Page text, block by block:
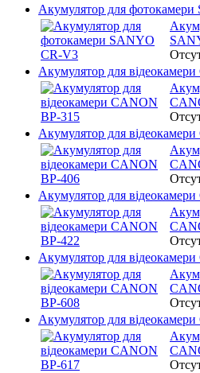
Акумулятор для
Акумулятор для
Акумулятор для
Акумулятор для
Акумулятор для
Акумулятор для